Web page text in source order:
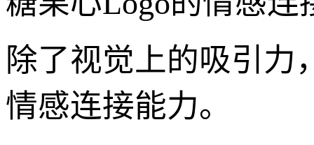
除了视觉上的吸引力
情感连接能力。